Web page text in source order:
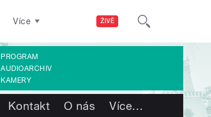
ŽIVĚ
Více
PROGRAM
AUDIOARCHIV
KAMERY
Kontakt O nás Více…